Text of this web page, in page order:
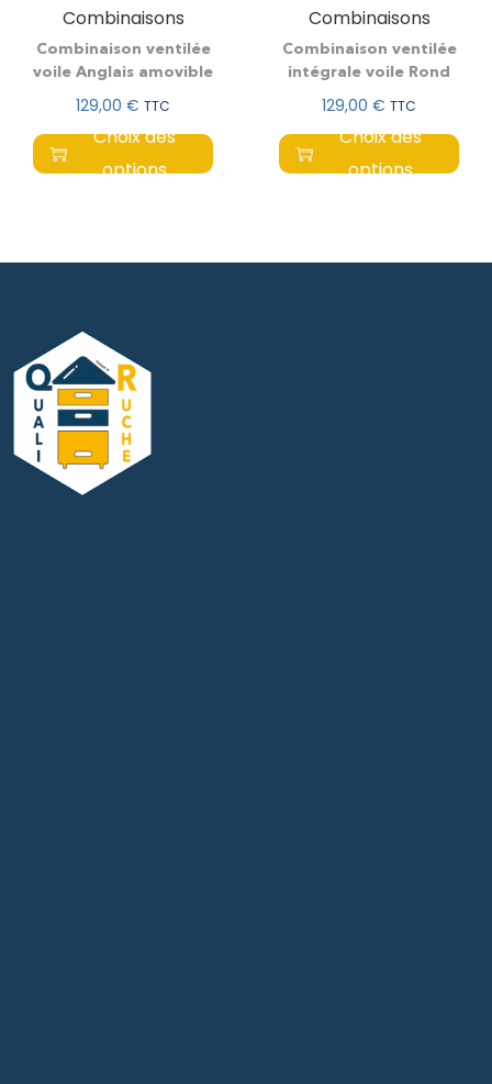
Combinaisons
Combinaison ventilée
voile Anglais amovible
129,00 € TTC
Choix des
options
Combinaisons
Combinaison ventilée
intégrale voile Rond
129,00 € TTC
Choix des
options